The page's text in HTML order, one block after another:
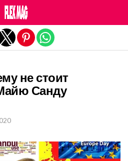
не стоит
Санду
version